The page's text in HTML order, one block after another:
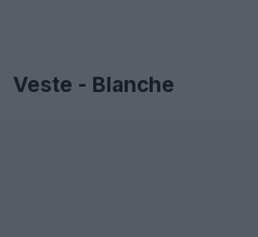
Veste - Blanche